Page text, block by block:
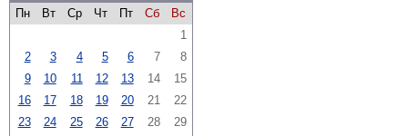
Пн
Вт Ср Чт Пт Сб
Вс
1
2
3 4 5 6 7
8
9
10 11 12 13 14
15
16
17 18 19 20 21
22
23
24 25 26 27 28
29